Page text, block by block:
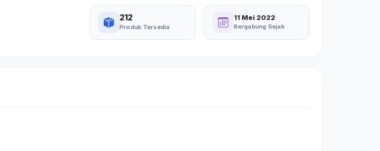
212
Produk Tersedia
11 Mei 2022
Bergabung Sejak